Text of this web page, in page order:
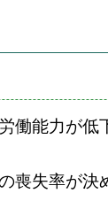
働能力が
喪失率が